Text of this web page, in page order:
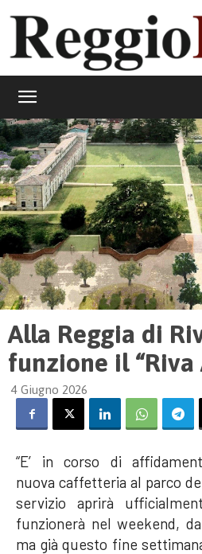
Alla Reggia di
funzione il
4 Giugno 2026
“E’ in corso di
nuova caffetteria al parco
servizio aprirà
funzionerà nel weekend,
ma già questo fine